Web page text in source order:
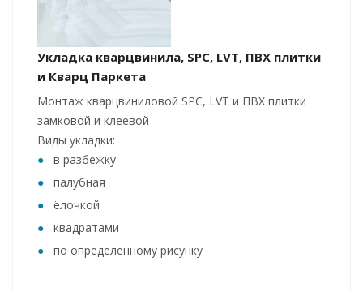
Укладка кварцвинила, SPC, LVT, ПВХ плитки
и Кварц Паркета
Монтаж кварцвиниловой SPC, LVT и ПВХ плитки
замковой и клеевой
Виды укладки:
в разбежку
палубная
ёлочкой
квадратами
по определенному рисунку